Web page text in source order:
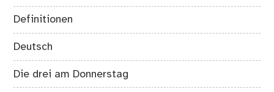
Definitionen
Deutsch
Die drei am Donnerstag